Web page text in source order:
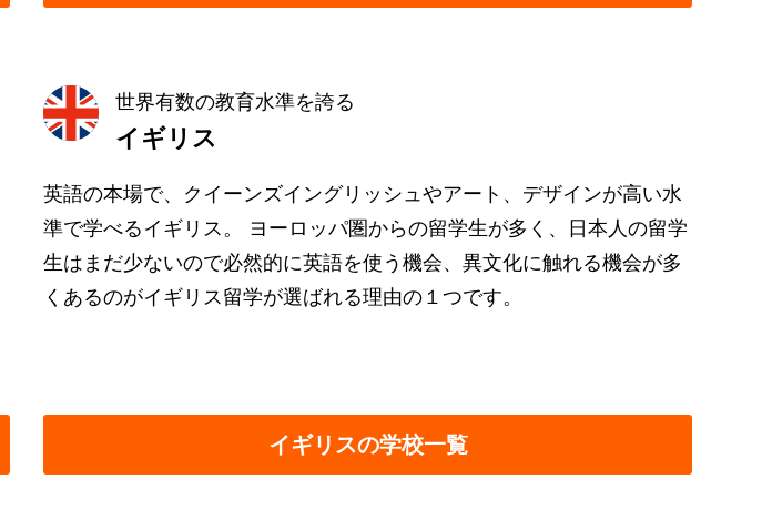
世界有数の教育水準を誇る
イギリス
英語の本場で、クイーンズイングリッシュやアート、デザインが高い水
準で学べるイギリス。 ヨーロッパ圏からの留学生が多く、日本人の留学
生はまだ少ないので必然的に英語を使う機会、異文化に触れる機会が多
くあるのがイギリス留学が選ばれる理由の１つです。
イギリスの学校一覧